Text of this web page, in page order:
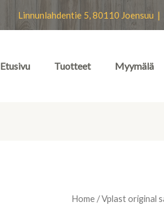
Linnunlahdentie 5, 80110 Joensuu
Etusivu Tuotteet Myymälä
Home/ Vplast original